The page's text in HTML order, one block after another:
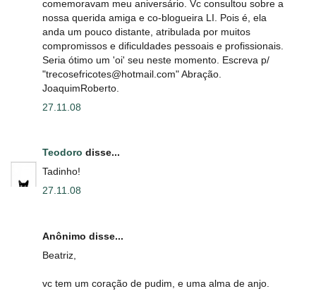
comemoravam meu aniversário. Vc consultou sobre a
nossa querida amiga e co-blogueira LI. Pois é, ela
anda um pouco distante, atribulada por muitos
compromissos e dificuldades pessoais e profissionais.
Seria ótimo um 'oi' seu neste momento. Escreva p/
"trecosefricotes@hotmail.com" Abração.
JoaquimRoberto.
27.11.08
Teodoro disse...
Tadinho!
27.11.08
Anônimo disse...
Beatriz,
vc tem um coração de pudim, e uma alma de anjo.